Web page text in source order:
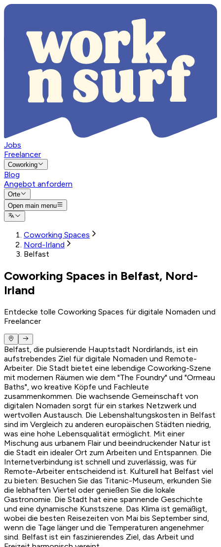
Jobs
Freelancer
Coworking
Blog
Angebot anfordern
Orte
Open main menu
Coworking Spaces
Nord-Irland
Belfast
Coworking Spaces in Belfast, Nord-
Irland
Entdecke tolle Coworking Spaces für digitale Nomaden und
Freelancer
Belfast, die pulsierende Hauptstadt Nordirlands, ist ein
aufstrebendes Ziel für digitale Nomaden und Remote-
Arbeiter. Die Stadt bietet eine lebendige Coworking-Szene
mit modernen Räumen wie dem "The Foundry" und "Ormeau
Baths", wo kreative Köpfe und Fachleute
zusammenkommen. Die wachsende Gemeinschaft von
digitalen Nomaden sorgt für ein starkes Netzwerk und
wertvollen Austausch. Die Lebenshaltungskosten in Belfast
sind im Vergleich zu anderen europäischen Städten niedrig,
was eine hohe Lebensqualität ermöglicht. Mit einer
Mischung aus urbanem Flair und beeindruckender Natur ist
die Stadt ein idealer Ort zum Arbeiten und Entspannen. Die
Internetverbindung ist schnell und zuverlässig, was für
Remote-Arbeiter entscheidend ist. Kulturell hat Belfast viel
zu bieten: Besuchen Sie das Titanic-Museum, erkunden Sie
die lebhaften Viertel oder genießen Sie die lokale
Gastronomie. Die Stadt hat eine spannende Geschichte
und eine dynamische Kunstszene. Das Klima ist gemäßigt,
wobei die besten Reisezeiten von Mai bis September sind,
wenn die Tage länger und die Temperaturen angenehmer
sind. Belfast ist ein faszinierendes Ziel, das Arbeit und